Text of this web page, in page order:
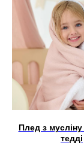
Плед з
тедді